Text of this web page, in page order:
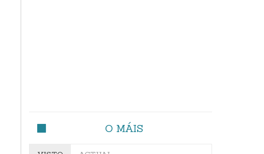
O MÁIS